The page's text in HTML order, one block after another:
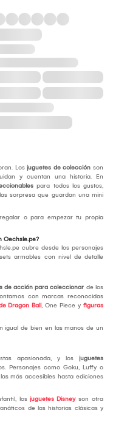
Los juguetes de colección son
y cuentan una historia. En
para todos los gustos,
sorpresa que guardan una mini
o para empezar tu propia
Oechsle.pe?
cubre desde los personajes
armables con nivel de detalle
de acción para coleccionar de los
con marcas reconocidas
Dragon Ball, One Piece y figuras
igual de bien en las manos de un
apasionada, y los juguetes
Personajes como Goku, Luffy o
más accesibles hasta ediciones
los juguetes Disneyson otra
de las historias clásicas y